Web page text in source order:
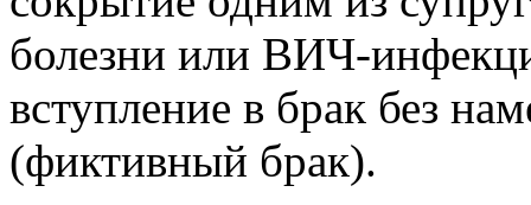
болезни или ВИЧ-
вступление в брак без
(фиктивный брак).